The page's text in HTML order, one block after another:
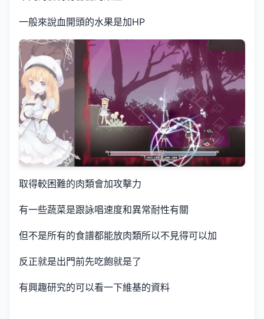
一般來說血開頭的水果是加HP
取得較困難的肉類會加攻擊力
有一些蔬菜是跟詠唱速度和異常耐性有關
但不是所有的食譜都能放肉類所以不見得可以加
反正就是出門前先吃飽就是了
有興趣研究的可以看一下維基的資料